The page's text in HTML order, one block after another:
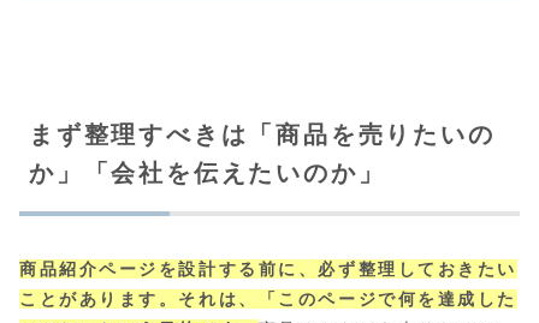
まず整理すべきは「商品を売りたいの
か」「会社を伝えたいのか」
商品紹介ページを設計する前に、必ず整理しておきたい
ことがあります。それは、「このページで何を達成した